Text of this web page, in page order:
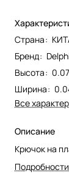
Страна:
Бренд:
Высота:
Ширина:
Все
Описание
Крючок на
Подробности